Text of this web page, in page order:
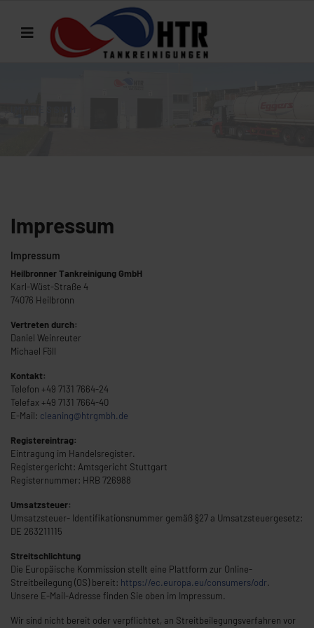
Impressum
Impressum
Heilbronner Tankreinigung GmbH
Karl-Wüst-Straße 4
74076 Heilbronn
Vertreten durch:
Daniel Weinreuter
Michael Föll
Kontakt:
Telefon +49 7131 7664-24
Telefax +49 7131 7664-40
E-Mail: cleaning@htrgmbh.de
Registereintrag:
Eintragung im Handelsregister.
Registergericht: Amtsgericht Stuttgart
Registernummer: HRB 726988
Umsatzsteuer:
Umsatzsteuer- Identifikationsnummer gemäß §27 a Umsatzsteuergesetz:
DE 263211115
Streitschlichtung
Die Europäische Kommission stellt eine Plattform zur Online-
Streitbeilegung (OS) bereit: https://ec.europa.eu/consumers/odr.
Unsere E-Mail-Adresse finden Sie oben im Impressum.
Wir sind nicht bereit oder verpflichtet, an Streitbeilegungsverfahren vor